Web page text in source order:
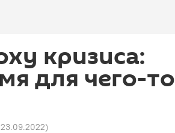
кризиса:
для чего-то
)